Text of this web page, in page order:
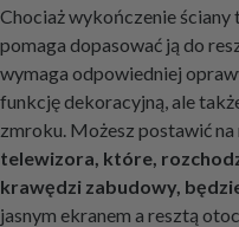
Chociaż wykończenie
pomaga dopasować ją do
wymaga odpowiedniej
funkcję dekoracyjną, ale
zmroku. Możesz postawić
telewizora, które,
krawędzi zabudowy,
jasnym ekranem a resztą